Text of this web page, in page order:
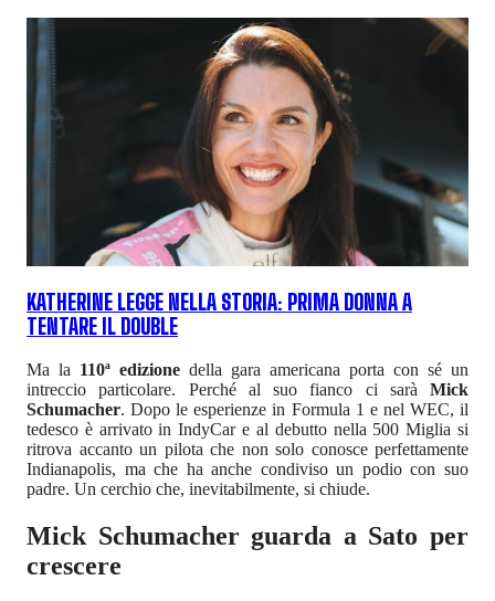
KATHERINE LEGGE NELLA STORIA: PRIMA DONNA A
TENTARE IL DOUBLE
Ma la 110ª edizione della gara americana porta con sé un
intreccio particolare. Perché al suo fianco ci sarà Mick
Schumacher. Dopo le esperienze in Formula 1 e nel WEC, il
tedesco è arrivato in IndyCar e al debutto nella 500 Miglia si
ritrova accanto un pilota che non solo conosce perfettamente
Indianapolis, ma che ha anche condiviso un podio con suo
padre. Un cerchio che, inevitabilmente, si chiude.
Mick Schumacher guarda a Sato per
crescere